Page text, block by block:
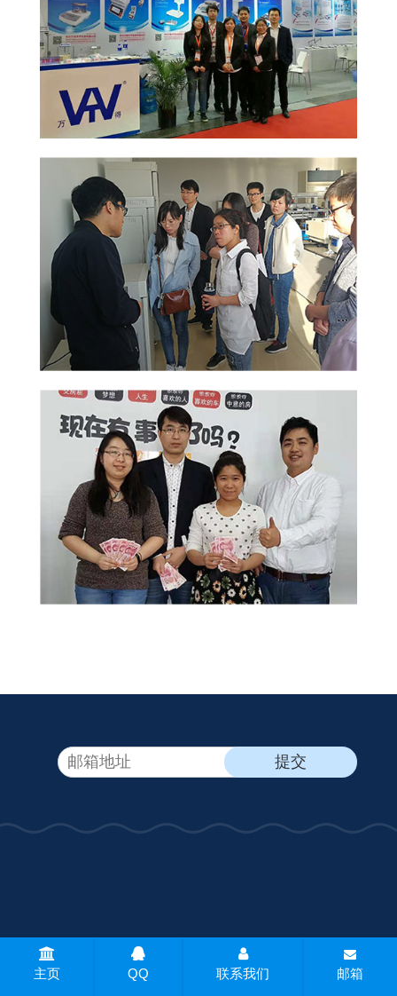
CopyRight © 2026 - 常州万泰天平仪器有限公司 版权所有 网站地
图
免责声明
主页 QQ 联系我们 邮箱